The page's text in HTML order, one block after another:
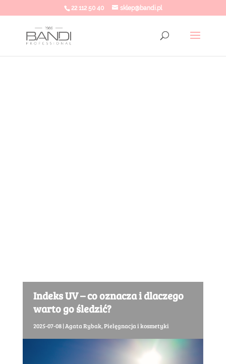
22 112 50 40 sklep@bandi.pl
Indeks UV – co oznacza i dlaczego
warto go śledzić?
2025-07-08|Agata Rybak,Pielęgnacja i kosmetyki